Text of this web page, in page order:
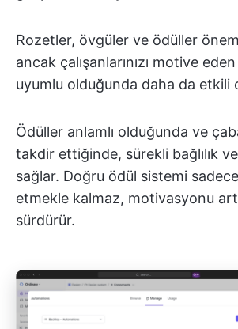
Rozetler, övgüler ve ödüller
ancak çalışanlarınızı motive
uyumlu olduğunda daha da etkili
Ödüller anlamlı olduğunda ve
takdir ettiğinde, sürekli bağlılık
sağlar. Doğru ödül sistemi
etmekle kalmaz, motivasyonu
sürdürür.